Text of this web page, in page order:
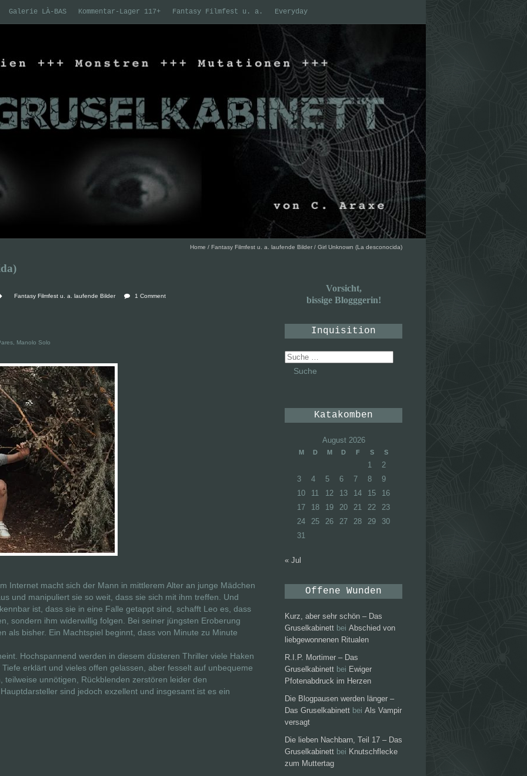
Galerie LÀ-BAS Kommentar-Lager 117+ Fantasy Filmfest u. a. Everyday
Home / Fantasy Filmfest u. a. laufende Bilder / Girl Unknown (La desconocida)
Fantasy Filmfest u. a. laufende Bilder 1 Comment
Manolo Solo
Internet macht sich der Mann in mittlerem Alter an junge Mädchen
und manipuliert sie so weit, dass sie sich mit ihm treffen. Und
ist, dass sie in eine Falle getappt sind, schafft Leo es, dass
sondern ihm widerwillig folgen. Bei seiner jüngsten Eroberung
als bisher. Ein Machtspiel beginnt, dass von Minute zu Minute
Hochspannend werden in diesem düsteren Thriller viele Haken
erklärt und vieles offen gelassen, aber fesselt auf unbequeme
teilweise unnötigen, Rückblenden zerstören leider den
sind jedoch exzellent und insgesamt ist es ein
Vorsicht,
bissige Blogggerin!
Inquisition
Suche
nach:
Katakomben
August 2026
M D M D F S S
1
2
3
4 5 6 7 8
9
10
11 12 13 14 15
16
17
18 19 20 21 22
23
24
25 26 27 28 29
30
31
« Jul
Offene Wunden
Kurz, aber sehr schön – Das
Gruselkabinett bei Abschied von
liebgewonnenen Ritualen
R.I.P. Mortimer – Das
Gruselkabinett bei Ewiger
Pfotenabdruck im Herzen
Die Blogpausen werden länger –
Das Gruselkabinett bei Als Vampir
versagt
Die lieben Nachbarn, Teil 17 – Das
Gruselkabinett bei Knutschflecke
zum Muttertag